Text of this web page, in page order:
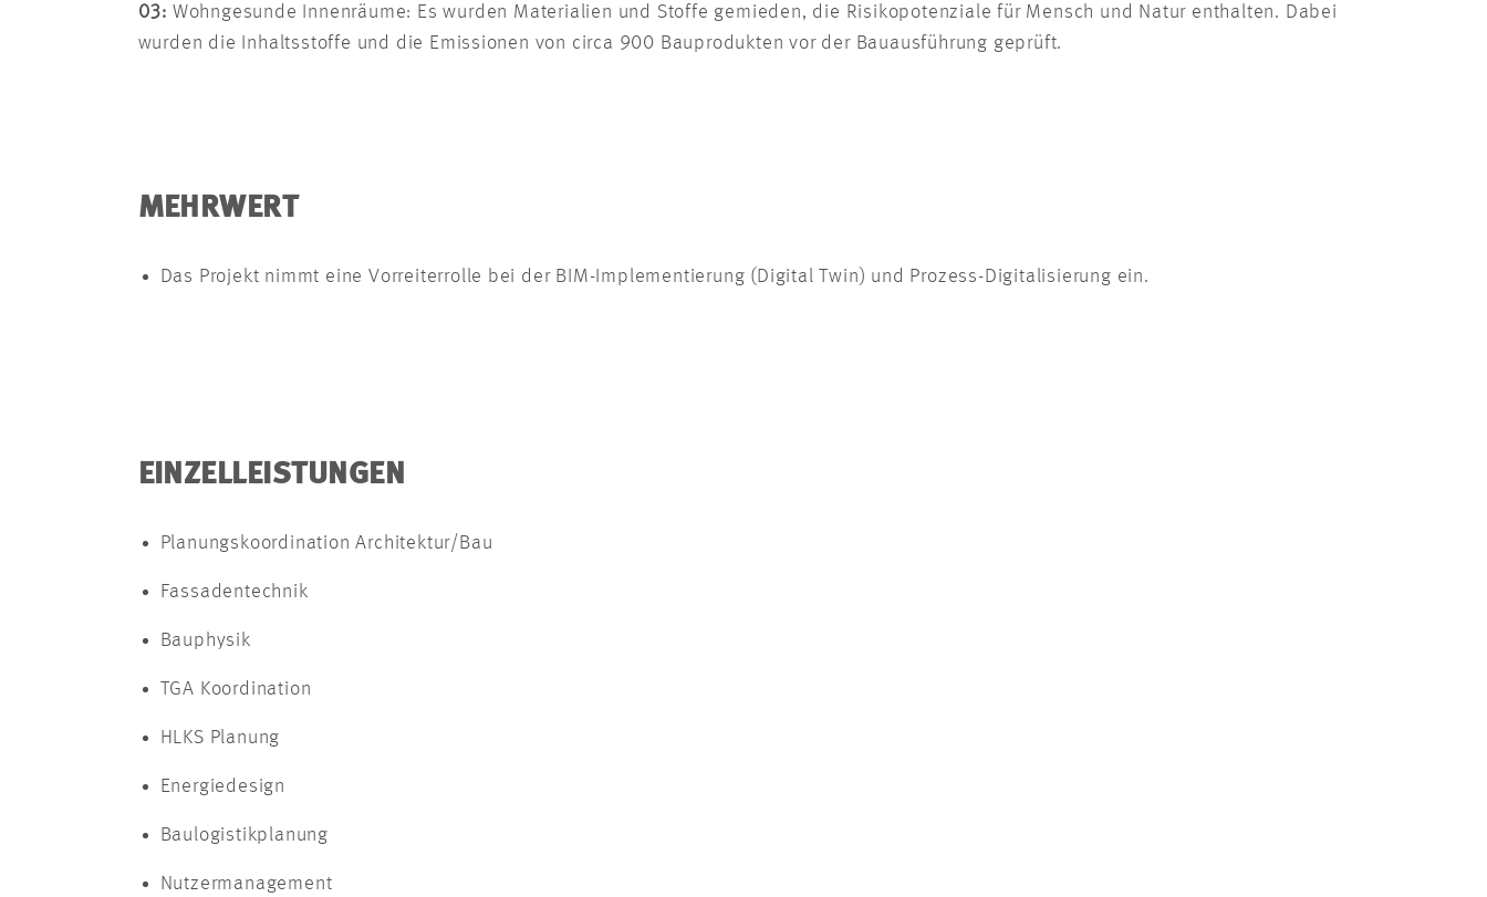
03: Wohngesunde Innenräume: Es wurden Materialien und Stoffe gemieden, die Risikopotenziale für Mensch und Natur enthalten. Dabei
wurden die Inhaltsstoffe und die Emissionen von circa 900 Bauprodukten vor der Bauausführung geprüft.
MEHRWERT
Das Projekt nimmt eine Vorreiterrolle bei der BIM-Implementierung (Digital Twin) und Prozess-Digitalisierung ein.
EINZELLEISTUNGEN
Planungskoordination Architektur/Bau
Fassadentechnik
Bauphysik
TGA Koordination
HLKS Planung
Energiedesign
Baulogistikplanung
Nutzermanagement